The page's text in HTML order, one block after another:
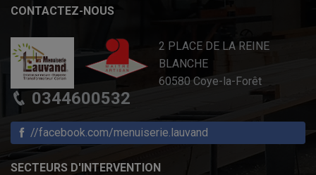
CONTACTEZ-NOUS
2 PLACE DE LA REINE
BLANCHE
60580 Coye-la-Forêt
0344600532
//facebook.com/menuiserie.lauvand
SECTEURS D'INTERVENTION